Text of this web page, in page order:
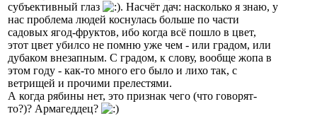
субъективный глаз
. Насчёт дач: насколько я знаю, у
нас проблема людей коснулась больше по части
садовых ягод-фруктов, ибо когда всё пошло в цвет,
этот цвет убилсо не помню уже чем - или градом, или
дубаком внезапным. С градом, к слову, вообще жопа в
этом году - как-то много его было и лихо так, с
ветрищей и прочими прелестями.
А когда рябины нет, это признак чего (что говорят-
то?)? Армагеддец?